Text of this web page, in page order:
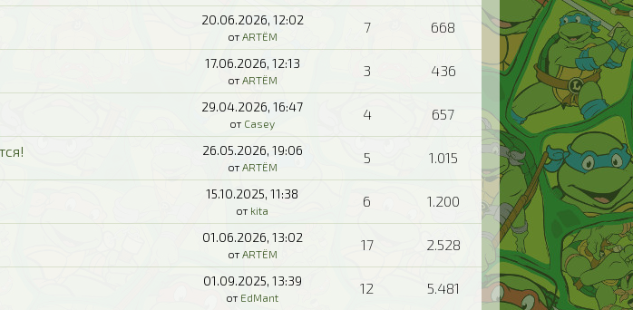
20.06.2026, 12:02
от ARTЁM
7 668
17.06.2026, 12:13
от ARTЁM
3 436
29.04.2026,16:47
от Casey
4 657
26.05.2026, 19:06
от ARTЁM
5 1.015
15.10.2025,11:38
от kita
6 1.200
01.06.2026, 13:02
от ARTЁM
17 2.528
01.09.2025, 13:39
от EdMant
12 5.481